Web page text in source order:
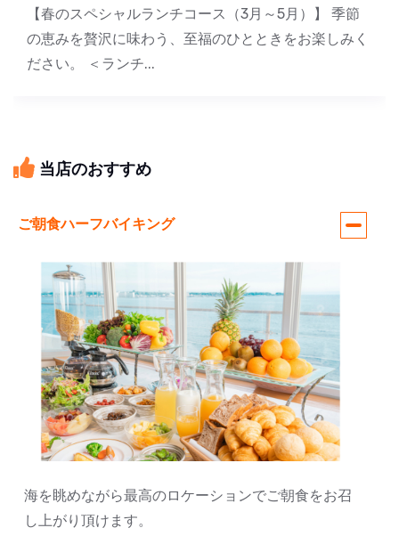
【春のスペシャルランチコース（3月～5月）】 季節
の恵みを贅沢に味わう、至福のひとときをお楽しみく
ださい。 ＜ランチ...
当店のおすすめ
ご朝食ハーフバイキング
海を眺めながら最高のロケーションでご朝食をお召
し上がり頂けます。